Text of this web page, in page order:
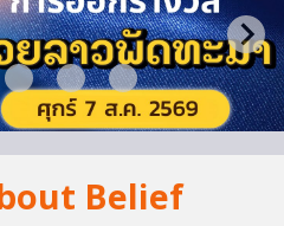
Belief